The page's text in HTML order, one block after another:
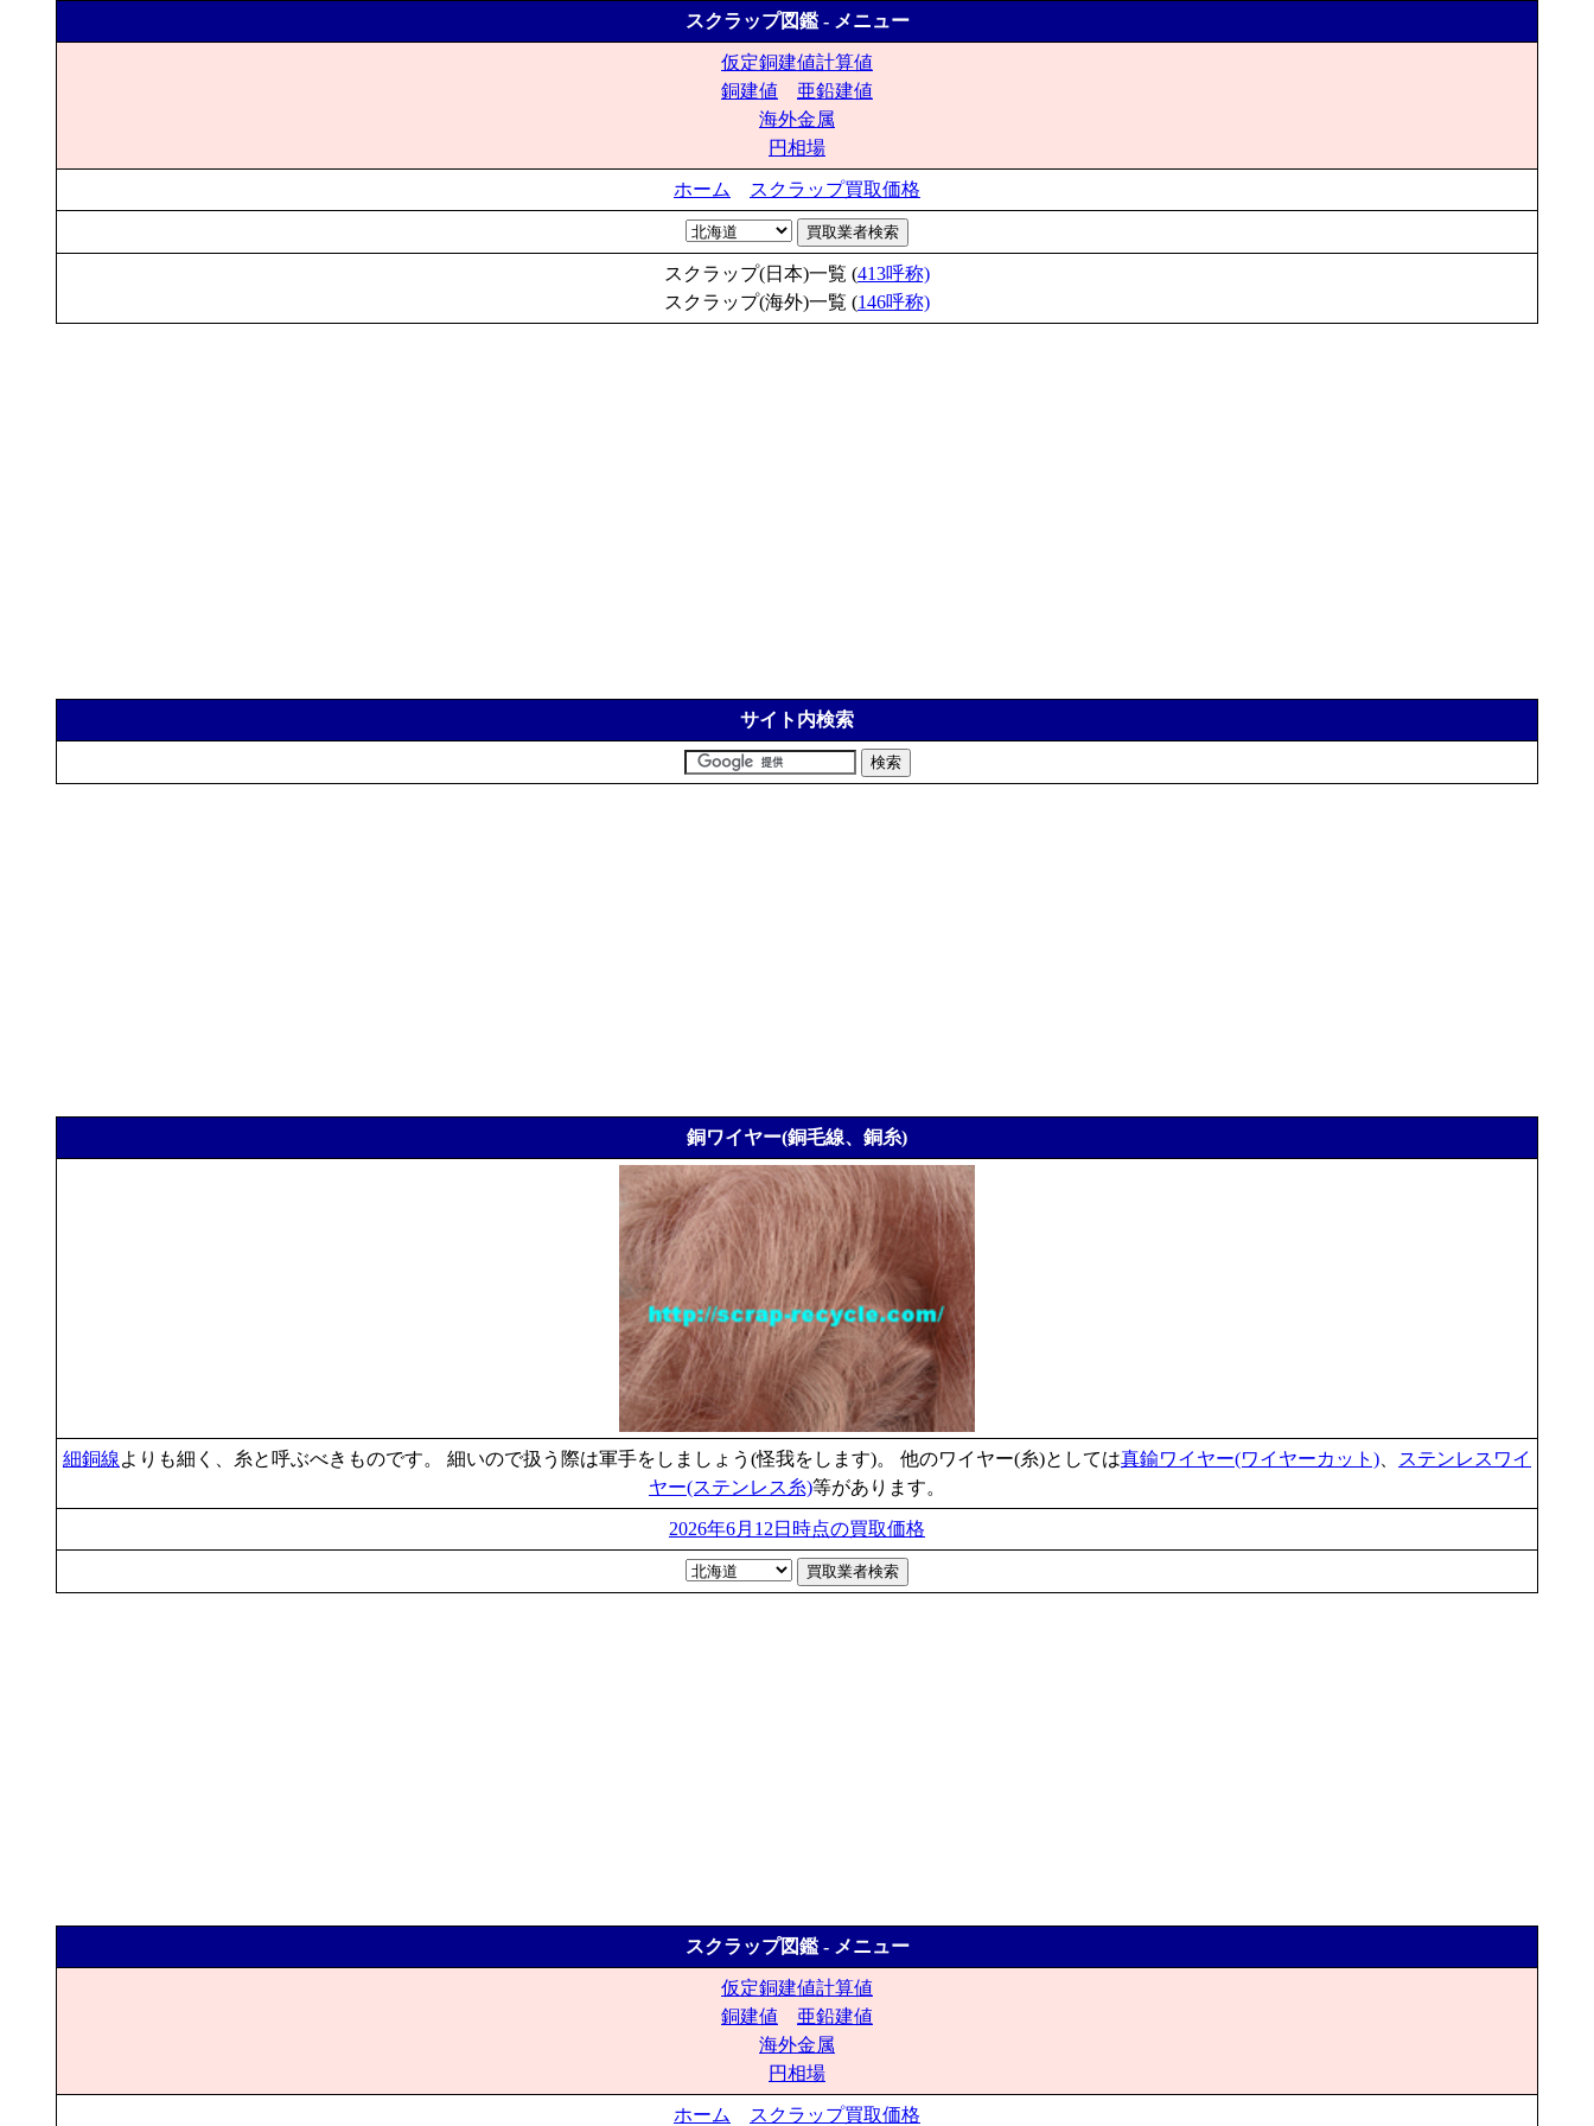
スクラップ図鑑 - メニュー
仮定銅建値計算値
銅建値
亜鉛建値
海外金属
円相場
ホーム スクラップ買取価格
スクラップ(日本)一覧 (413呼称)
スクラップ(海外)一覧 (146呼称)
サイト内検索
銅ワイヤー(銅毛線、銅糸)
細銅線よりも細く、糸と呼ぶべきものです。 細いので扱う際は軍手をしましょう(怪我をします)。 他のワイヤー(糸)としては真鍮ワイヤー(ワイヤーカット)
ステンレスワイ
ヤー(ステンレス糸)等があります。
2026年6月12日時点の買取価格
スクラップ図鑑 - メニュー
仮定銅建値計算値
銅建値
亜鉛建値
海外金属
円相場
ホーム スクラップ買取価格